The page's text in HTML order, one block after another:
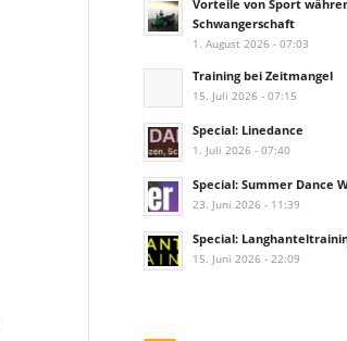
Vorteile von Sport
Schwangerschaft
1. August 2026 - 07:03
Training bei Zeitmangel
15. Juli 2026 - 07:15
Special: Linedance
1. Juli 2026 - 07:40
Special: Summer Dance
23. Juni 2026 - 11:39
Special:
15. Juni 2026 - 22:09